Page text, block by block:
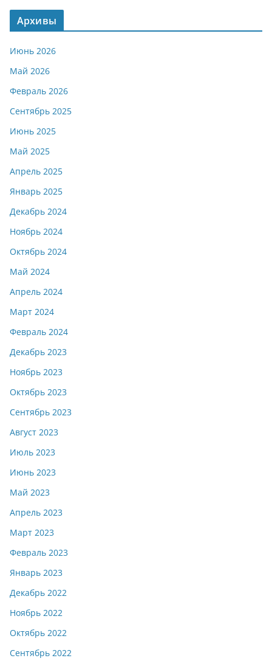
Архивы
Июнь 2026
Май 2026
Февраль 2026
Сентябрь 2025
Июнь 2025
Май 2025
Апрель 2025
Январь 2025
Декабрь 2024
Ноябрь 2024
Октябрь 2024
Май 2024
Апрель 2024
Март 2024
Февраль 2024
Декабрь 2023
Ноябрь 2023
Октябрь 2023
Сентябрь 2023
Август 2023
Июль 2023
Июнь 2023
Май 2023
Апрель 2023
Март 2023
Февраль 2023
Январь 2023
Декабрь 2022
Ноябрь 2022
Октябрь 2022
Сентябрь 2022